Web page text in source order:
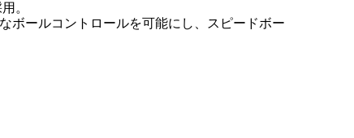
。
ボールコントロールを可能にし、スピードボー